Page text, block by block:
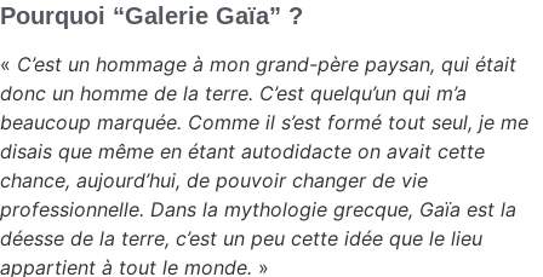
Pourquoi “Galerie Gaïa” ?
« C’est un hommage à mon grand-père paysan, qui était
donc un homme de la terre. C’est quelqu’un qui m’a
beaucoup marquée. Comme il s’est formé tout seul, je me
disais que même en étant autodidacte on avait cette
chance, aujourd’hui, de pouvoir changer de vie
professionnelle. Dans la mythologie grecque, Gaïa est la
déesse de la terre, c’est un peu cette idée que le lieu
appartient à tout le monde. »